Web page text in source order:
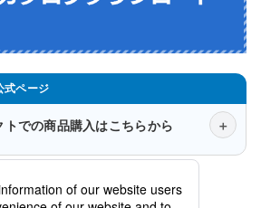
トでの商品購入はこちらから
引法に関する表示について